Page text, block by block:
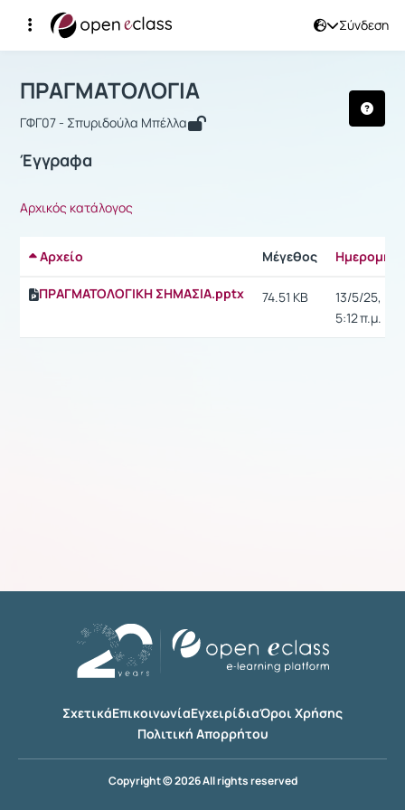
Σύνδεση
Αρχική Σελίδα
Μάθημα : ΠΡΑΓΜΑΤΟΛΟΓΙΑ
ΠΡΑΓΜΑΤΟΛΟΓΙΑ
ΓΦΓ07 - Σπυριδούλα Μπέλλα
Έγγραφα
Αρχικός κατάλογος
Αρχείο Μέγεθος
ΠΡΑΓΜΑΤΟΛΟΓΙΚΗ ΣΗΜΑΣΙΑ.pptx 74.51 KB
13/5/25,
5:12 π.μ.
ΣχετικάΕπικοινωνίαΕγχειρίδιαΌροι Χρήσης
Πολιτική Απορρήτου
Copyright © 2026 All rights reserved